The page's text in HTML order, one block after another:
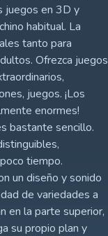
juegos en 3D y
habitual. La
tanto para
Ofrezca juegos
juegos. ¡Los
enormes!
bastante sencillo.
tiempo.
un diseño y sonido
de variedades a
en la parte superior,
su propio plan y